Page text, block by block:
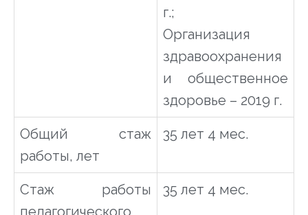
г.;
Организация
здравоохранения
и общественное
здоровье – 2019 г.
Общий стаж
работы, лет
35 лет 4 мес.
Стаж работы
35 лет 4 мес.